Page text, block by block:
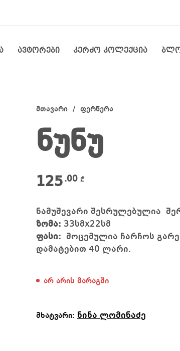
ავტორები კერძო კოლექცია
მთავარი / ფერწერა
ნუნუ
125 .00 ₾
ნამუშევარი შესრულებულია
ზომა: 33სმx22სმ
ფასი:
მოცემულია ჩარჩოს
დამატებით 40 ლარი.
არ არის მარაგში
მხატვარი: ნინა ლომინაძე